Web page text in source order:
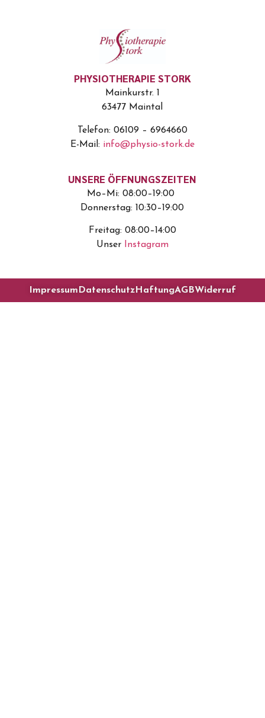
PHYSIOTHERAPIE STORK
Mainkurstr. 1
63477 Maintal
Telefon: 06109 – 6964660
E-Mail: info@physio-stork.de
UNSERE ÖFFNUNGSZEITEN
Mo–Mi: 08:00–19:00
Donnerstag: 10:30–19:00
Freitag: 08:00–14:00
Unser Instagram
Impressum Datenschutz HaftungAGBWiderruf